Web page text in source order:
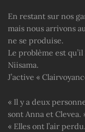
En restant sur nos
mais nous arrivons
ne se produise.
Le problème est
Niisama.
J’active «
« Il y a deux
sont Anna et Clevea.
« Elles ont l’air